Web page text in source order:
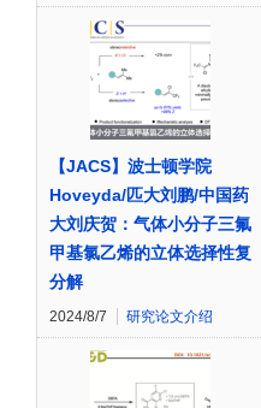
【JACS】波士顿学院
Hoveyda/匹大刘鹏/中国药
大刘庆贺：气体小分子三氟
甲基氯乙烯的立体选择性复
分解
2024/8/7 研究论文介绍